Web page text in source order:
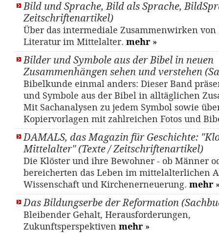
Bild und Sprache, Bild als Sprache,
Zeitschriftenartikel)
Über das intermediale Zusammenwirken von
Literatur im Mittelalter. mehr »
Bilder und Symbole aus der Bibel in neuen
Zusammenhängen sehen und verstehen
Bibelkunde einmal anders: Dieser Band
und Symbole aus der Bibel in alltäglichen
Mit Sachanalysen zu jedem Symbol sowie
Kopiervorlagen mit zahlreichen Fotos und
DAMALS, das Magazin für Geschichte:
Mittelalter" (Texte / Zeitschriftenartikel)
Die Klöster und ihre Bewohner - ob Männer
bereicherten das Leben im mittelalterlichen
Wissenschaft und Kirchenerneuerung. mehr
Das Bildungserbe der Reformation
Bleibender Gehalt, Herausforderungen,
Zukunftsperspektiven mehr »